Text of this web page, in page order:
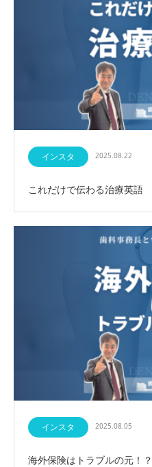
インスタ 2025.08.22
これだけで伝わる治療英語
インスタ 2025.08.05
海外保険はトラブルの元！？